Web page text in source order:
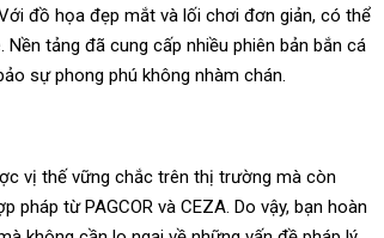
đồ họa đẹp mắt và lối chơi đơn giản, có thể
tảng đã cung cấp nhiều phiên bản bắn cá
sự phong phú không nhàm chán.
vị thế vững chắc trên thị trường mà còn
từ PAGCOR và CEZA. Do vậy, bạn hoàn